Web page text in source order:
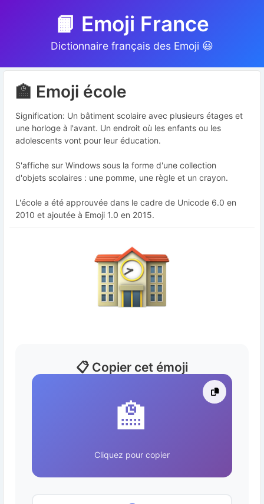
📙 Emoji France
Dictionnaire français des Emoji 😃
🏫 Emoji école
Signification: Un bâtiment scolaire avec plusieurs étages et
une horloge à l'avant. Un endroit où les enfants ou les
adolescents vont pour leur éducation.
S'affiche sur Windows sous la forme d'une collection
d'objets scolaires : une pomme, une règle et un crayon.
L'école a été approuvée dans le cadre de Unicode 6.0 en
2010 et ajoutée à Emoji 1.0 en 2015.
📋 Copier cet émoji
🏫
Cliquez pour copier